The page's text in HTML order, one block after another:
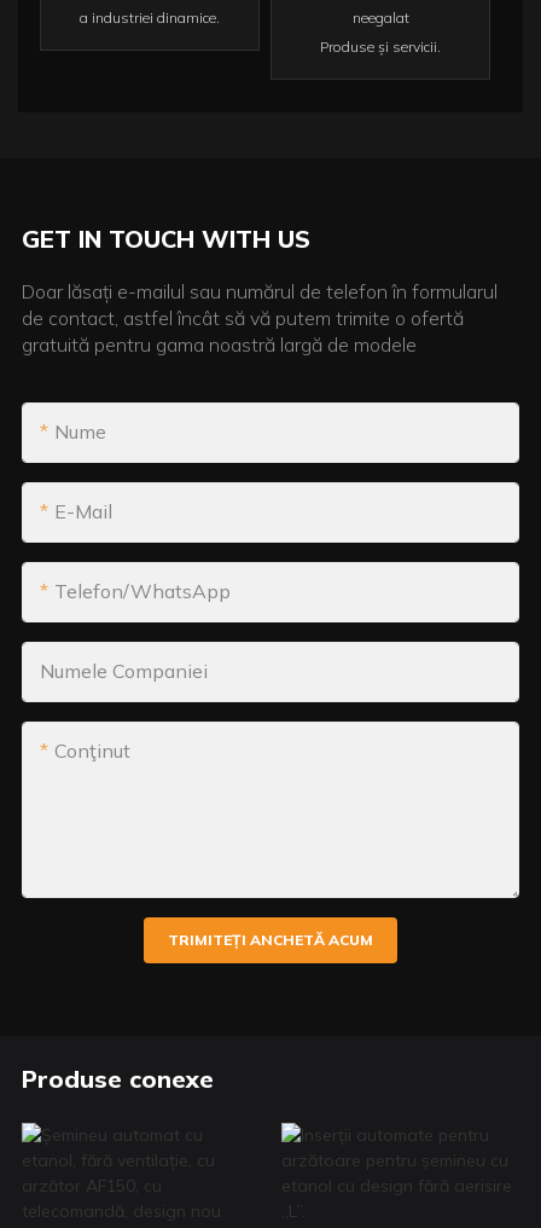
a industriei dinamice.
neegalat
Produse și servicii.
GET IN TOUCH WITH US
Doar lăsați e-mailul sau numărul de telefon în formularul
de contact, astfel încât să vă putem trimite o ofertă
gratuită pentru gama noastră largă de modele
Nume
E-Mail
Telefon/WhatsApp
Numele Companiei
Conţinut
TRIMITEȚI ANCHETĂ ACUM
Produse conexe